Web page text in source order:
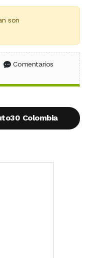
son
en Facebook
en X (Twitter)
en WhatsApp
Comentarios
Colombia